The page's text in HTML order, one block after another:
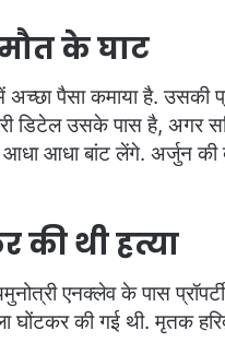
के घाट
पैसा कमाया है. उसकी
डिटेल उसके पास है, अगर
आधा बांट लेंगे. अर्जुन की
की थी हत्या
एनक्लेव के पास
की गई थी. मृतक